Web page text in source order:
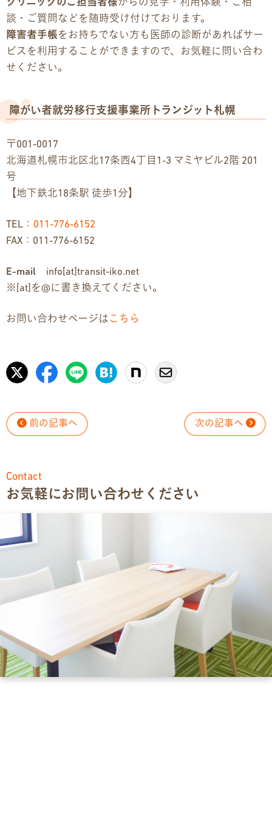
クリニックのご担当者様からの見学・利用体験・ご相
談・ご質問などを随時受け付けております。
障害者手帳をお持ちでない方も医師の診断があればサー
ビスを利用することができますので、お気軽に問い合わ
せください。
障がい者就労移行支援事業所トランジット札幌
〒001-0017
北海道札幌市北区北17条西4丁目1-3 マミヤビル2階 201
号
【地下鉄北18条駅 徒歩1分】
TEL： 011-776-6152
FAX：011-776-6152
E-mail info[at]transit-iko.net
※[at]を@に書き換えてください。
お問い合わせページは こちら
前の記事へ 次の記事へ
Contact
お気軽にお問い合わせください
見学･体験のお申し